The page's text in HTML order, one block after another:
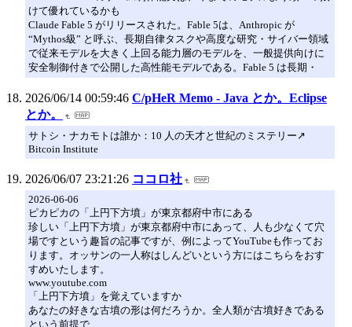
けて優れているかも
Claude Fable 5 がリリースされた。Fable 5は、Anthropic が
“Mythos級” と呼ぶ、長期自律タスクや高度な研究・サイバー領域
で従来モデルを大きく上回る能力層のモデルを、一般提供向けに
安全制御付きで公開した高性能モデルである。Fable 5 は長期・
2026/06/14 00:59:46 C/pHeR Memo - Java とか。Eclipse
とか。
サトシ・ナカモトは誰か：10 人の天才と世紀のミステリー↗️
Bitcoin Institute
2026/06/07 23:21:26 ココロ社
2026-06-06
ピカピカの「上円下方墳」が東京都府中市にある
珍しい「上円下方墳」が東京都府中市にあって、人も少なくて穴
場ですという趣旨の記事ですが、例によってYouTubeも作ってお
ります。オッサンの一人称はしんどいという方にはこちらをおす
すめいたします。
www.youtube.com
「上円下方墳」を覚えていますか
あなたの好きな古墳の形は何だろうか。全人類が古墳好きである
という前提で